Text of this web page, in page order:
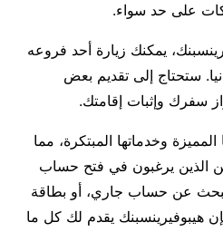
على حد سواء.
يمكنك زيارة أحد فروعه
ستحتاج إلى تقديم بعض
سفرك وإثبات إقامتك.
وخدماتها المبتكرة، مما
الذين يرغبون في فتح حساب
عن حساب جاري، أو بطاقة
هيبوفيرينسبنك يقدم لك كل ما